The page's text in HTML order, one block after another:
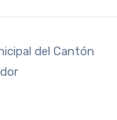
del Cantón